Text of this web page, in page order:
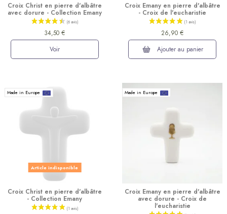
Croix Christ en pierre d'albâtre
avec dorure - Collection Emany
34,50 €
Voir
Croix Emany en pierre d'albâtre
- Croix de l'eucharistie
26,90 €
Ajouter au panier
Made in Europe
Article indisponible
Croix Christ en pierre d'albâtre
- Collection Emany
Made in Europe
Croix Emany en pierre d'albâtre
avec dorure - Croix de
l'eucharistie